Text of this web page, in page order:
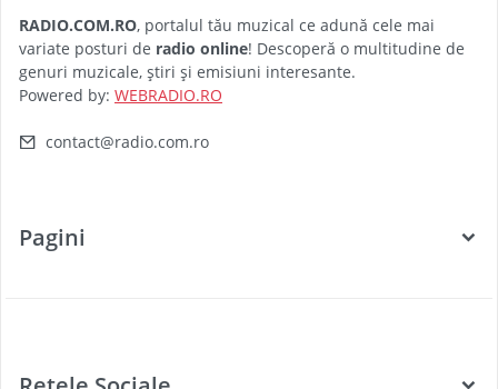
RADIO.COM.RO, portalul tău muzical ce adună cele mai
variate posturi de radio online! Descoperă o multitudine de
genuri muzicale, știri și emisiuni interesante.
Powered by: WEBRADIO.RO
contact@radio.com.ro
Pagini